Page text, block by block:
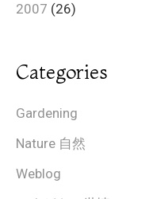
2007 (26)
Categories
Gardening
Nature 自然
Weblog